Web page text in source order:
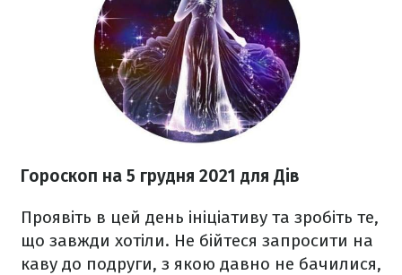
Гороскоп на 5 грудня 2021 для Дів
Проявіть в цей день ініціативу та зробіть те,
що завжди хотіли. Не бійтеся запросити на
каву до подруги, з якою давно не бачилися,